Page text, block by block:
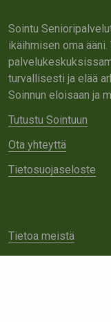
Sointu
ikäihmisen oma
turvallisesti ja elää
Soinnun eloisaan ja
Tutustu Sointuun
Ota yhteyttä
Tietosuojaseloste
Tietoa meistä